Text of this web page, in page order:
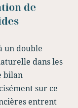
de
un double
dans les
bilan
sur ce
entrent